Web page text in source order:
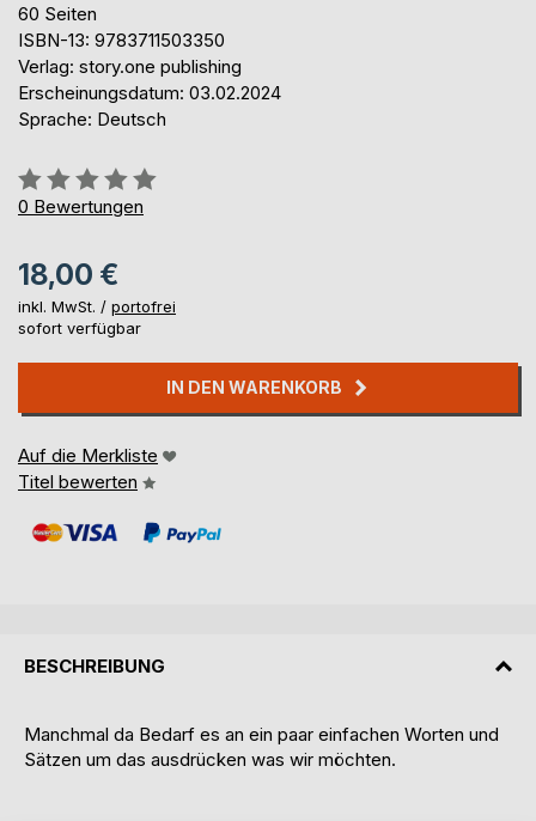
60 Seiten
ISBN-13: 9783711503350
Verlag: story.one publishing
Erscheinungsdatum: 03.02.2024
Sprache: Deutsch
Bewertung::
0%
0 Bewertungen
18,00 €
inkl. MwSt. / portofrei
sofort verfügbar
IN DEN WARENKORB
Auf die Merkliste
Titel bewerten
BESCHREIBUNG
Manchmal da Bedarf es an ein paar einfachen Worten und
Sätzen um das ausdrücken was wir möchten.